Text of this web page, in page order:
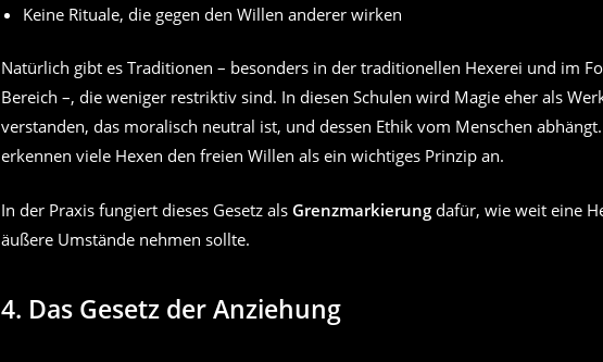
Keine Rituale, die gegen den Willen anderer wirken
Natürlich gibt es Traditionen – besonders in der traditionellen Hexerei und im
Bereich –, die weniger restriktiv sind. In diesen Schulen wird Magie eher als
verstanden, das moralisch neutral ist, und dessen Ethik vom Menschen
erkennen viele Hexen den freien Willen als ein wichtiges Prinzip an.
In der Praxis fungiert dieses Gesetz als Grenzmarkierung dafür, wie weit eine
äußere Umstände nehmen sollte.
4. Das Gesetz der Anziehung